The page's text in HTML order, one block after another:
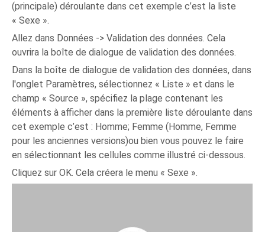
(principale) déroulante dans cet exemple c’est la liste
« Sexe ».
Allez dans Données -> Validation des données. Cela
ouvrira la boîte de dialogue de validation des données.
Dans la boîte de dialogue de validation des données, dans
l'onglet Paramètres, sélectionnez « Liste » et dans le
champ « Source », spécifiez la plage contenant les
éléments à afficher dans la première liste déroulante dans
cet exemple c’est : Homme; Femme (Homme, Femme
pour les anciennes versions)ou bien vous pouvez le faire
en sélectionnant les cellules comme illustré ci-dessous.
Cliquez sur OK. Cela créera le menu « Sexe ».